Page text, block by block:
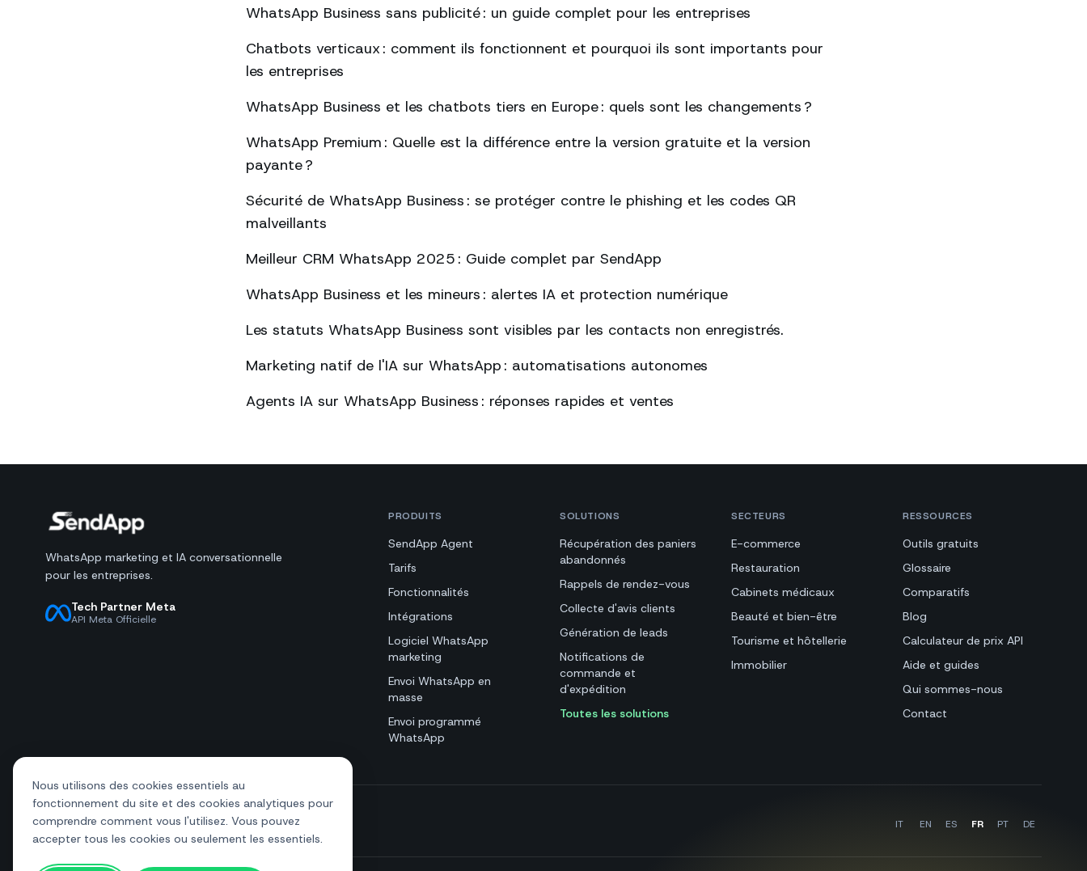
Nous utilisons des cookies essentiels au
fonctionnement du site et des cookies analytiques pour
comprendre comment vous l'utilisez. Vous pouvez
accepter tous les cookies ou seulement les essentiels.
WhatsApp Business sans publicité : un guide complet pour les entreprises
Chatbots verticaux : comment ils fonctionnent et pourquoi ils sont importants pour
les entreprises
WhatsApp Business et les chatbots tiers en Europe : quels sont les changements ?
WhatsApp Premium : Quelle est la différence entre la version gratuite et la version
payante ?
Sécurité de WhatsApp Business : se protéger contre le phishing et les codes QR
malveillants
Meilleur CRM WhatsApp 2025 : Guide complet par SendApp
WhatsApp Business et les mineurs : alertes IA et protection numérique
Les statuts WhatsApp Business sont visibles par les contacts non enregistrés.
Marketing natif de l'IA sur WhatsApp : automatisations autonomes
Agents IA sur WhatsApp Business : réponses rapides et ventes
WhatsApp marketing et IA conversationnelle
pour les entreprises.
Tech Partner Meta
API Meta Officielle
PRODUITS
SendApp Agent
Tarifs
Fonctionnalités
Intégrations
Logiciel WhatsApp
marketing
Envoi WhatsApp en
masse
Envoi programmé
WhatsApp
SOLUTIONS
Récupération des paniers
abandonnés
Rappels de rendez-vous
Collecte d'avis clients
Génération de leads
Notifications de
commande et
d'expédition
Toutes les solutions
SECTEURS
E-commerce
Restauration
Cabinets médicaux
Beauté et bien-être
Tourisme et hôtellerie
Immobilier
RESSOURCES
Outils gratuits
Glossaire
Comparatifs
Blog
Calculateur de prix API
Aide et guides
Qui sommes-nous
Contact
+39 081 544 7792info@sendapp.live IT EN ES FR PT DE